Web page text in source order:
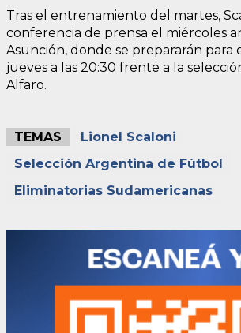
Tras el entrenamiento del martes,
conferencia de prensa el miércoles
Asunción, donde se prepararán para
jueves a las 20:30 frente a la
Alfaro.
TEMAS
Lionel Scaloni
Selección Argentina de Fútbol
Eliminatorias Sudamericanas